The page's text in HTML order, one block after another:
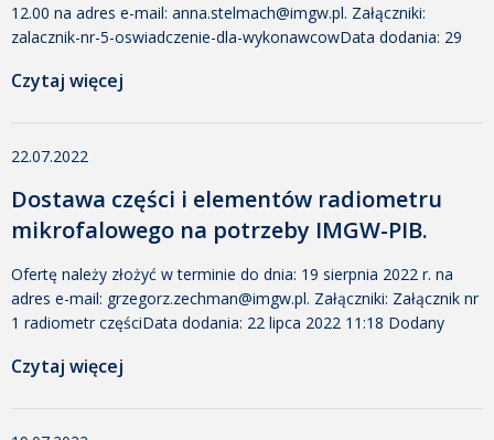
12.00 na adres e-mail: anna.stelmach@imgw.pl. Załączniki:
zalacznik-nr-5-oswiadczenie-dla-wykonawcowData dodania: 29
Pobrano: 247 zalacznik-nr-4-oswiadczenie_kontrola-okresowa-
3-klauzula-rodo-_kontrola-okresowa-obiektow1Data dodania: 29
[…]
Czytaj więcej
22.07.2022
Dostawa części i elementów radiometru
mikrofalowego na potrzeby IMGW-PIB.
Ofertę należy złożyć w terminie do dnia: 19 sierpnia 2022 r. na
adres e-mail: grzegorz.zechman@imgw.pl. Załączniki: Załącznik nr
1 radiometr częściData dodania: 22 lipca 2022 11:18 Dodany
Załącznik nr 2 klauzula informacyjna RODOData dodania: 22 lipca
Czytaj więcej